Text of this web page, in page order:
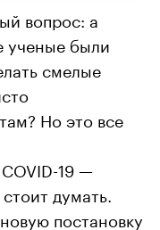
вопрос: а
ученые были
смелые
Но это все
19 —
думать.
постановку